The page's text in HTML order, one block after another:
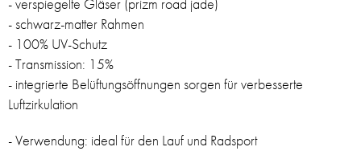
- verspiegelte Gläser (prizm road jade)
- schwarz-matter Rahmen
- 100% UV-Schutz
- Transmission: 15%
- integrierte Belüftungsöffnungen sorgen für verbesserte
Luftzirkulation
- Verwendung: ideal für den Lauf und Radsport